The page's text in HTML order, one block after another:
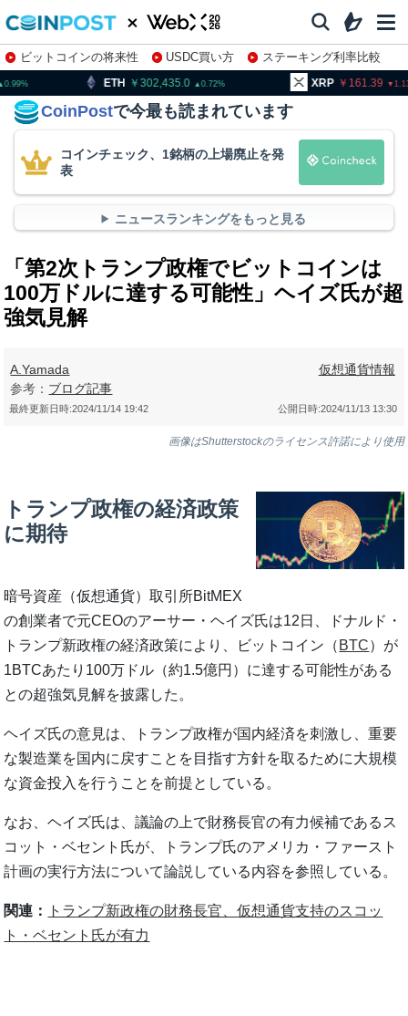
ビットコインの将来性 USDC買い方
ステーキング利率比較
株特集・関連銘柄
302,435.0 0.72 XRP 161.39 BNB
CoinPostで今最も読まれています
コインチェック、1銘柄の上場廃止を発
表
ニュースランキングをもっと見る
「第2次トランプ政権でビットコインは
100万ドルに達する可能性」ヘイズ氏が超
強気見解
A.Yamada
参考： ブログ記事
仮想通貨情報
公開日時:2024/11/13 13:30
最終更新日時:2024/11/14 19:42
画像はShutterstockのライセンス許諾により使用
トランプ政権の経済政策
に期待
暗号資産（仮想通貨）取引所BitMEX
の創業者で元CEOのアーサー・ヘイズ氏は12日、ドナルド・
トランプ新政権の経済政策により、ビットコイン（ BTC）が
1BTCあたり100万ドル（約1.5億円）に達する可能性がある
との超強気見解を披露した。
ヘイズ氏の意見は、トランプ政権が国内経済を刺激し、重要
な製造業を国内に戻すことを目指す方針を取るために大規模
な資金投入を行うことを前提としている。
なお、ヘイズ氏は、議論の上で財務長官の有力候補であるス
コット・ベセント氏が、トランプ氏のアメリカ・ファースト
計画の実行方法について論説している内容を参照している。
関連：
トランプ新政権の財務長官、仮想通貨支持のスコッ
ト・ベセント氏が有力